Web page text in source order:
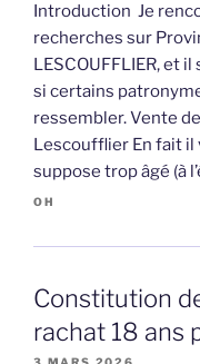
Introduction Je
recherches sur
LESCOUFFLIER, et
si certains
ressembler. Vente
Lescoufflier En fait il
suppose trop âgé (à
OH
Constitution
rachat 18 ans